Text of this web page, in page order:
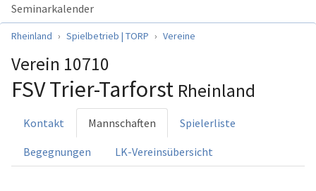
Seminarkalender
Sie sind hier:
Rheinland Spielbetrieb | TORP Vereine
Verein 10710
FSV Trier-Tarforst Rheinland
Kontakt Mannschaften Spielerliste
Begegnungen LK-Vereinsübersicht